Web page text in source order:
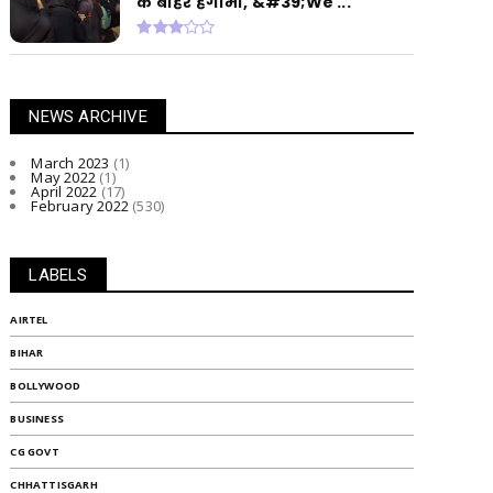
NEWS ARCHIVE
March 2023 (1)
May 2022(1)
April 2022 (17)
February 2022(530)
LABELS
AIRTEL
BIHAR
BOLLYWOOD
BUSINESS
CG GOVT
CHHATTISGARH